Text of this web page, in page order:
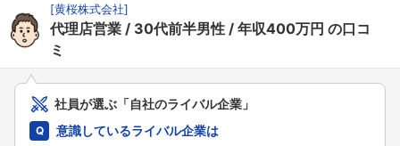
[黄桜株式会社]
代理店営業 30代前半男性 年収400万円 の口コ
ミ
社員が選ぶ「自社のライバル企業」
意識しているライバル企業は